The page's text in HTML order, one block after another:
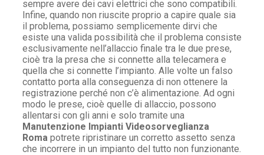
sempre avere dei cavi elettrici che sono compatibili.
Infine, quando non riuscite proprio a capire quale sia
il problema, possiamo semplicemente dirvi che
esiste una valida possibilità che il problema consiste
esclusivamente nell’allaccio finale tra le due prese,
cioè tra la presa che si connette alla telecamera e
quella che si connette l’impianto. Alle volte un falso
contatto porta alla conseguenza di non ottenere la
registrazione perché non c’è alimentazione. Ad ogni
modo le prese, cioè quelle di allaccio, possono
allentarsi con gli anni e solo tramite una
Manutenzione Impianti Videosorveglianza
Roma potrete ripristinare un corretto assetto senza
che incorrere in un impianto del tutto non funzionante.